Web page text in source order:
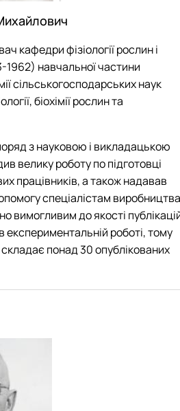
кафедри фізіології рослин і
1962) навчальної частини
сільськогосподарських наук
біохімії рослин та
з науковою і викладацькою
велику роботу по підготовці
працівників, а також надавав
спеціалістам
вимогливим до якості
експериментальній роботі, тому
понад 30 опублікованих